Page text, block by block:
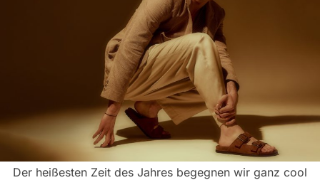
Der heißesten Zeit des Jahres begegnen wir ganz cool